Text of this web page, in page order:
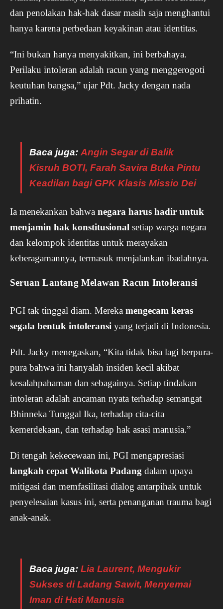
dan penolakan hak-hak dasar masih saja menghantui
hanya karena perbedaan keyakinan atau identitas.
“Ini bukan hanya menyakitkan, ini berbahaya.
Perilaku intoleran adalah racun yang menggerogoti
keutuhan bangsa,” ujar Pdt. Jacky dengan nada
prihatin.
Baca juga: Angin Segar di Balik
Kisruh BOTI, Farah Savira Buka Pintu
Keadilan bagi GPK Klasis Missio Dei
Ia menekankan bahwa negara harus hadir untuk
menjamin hak konstitusional setiap warga negara
dan kelompok identitas untuk merayakan
keberagamannya, termasuk menjalankan ibadahnya.
Seruan Lantang Melawan Racun Intoleransi
PGI tak tinggal diam. Mereka mengecam keras
segala bentuk intoleransi yang terjadi di Indonesia.
Pdt. Jacky menegaskan, “Kita tidak bisa lagi berpura-
pura bahwa ini hanyalah insiden kecil akibat
kesalahpahaman dan sebagainya. Setiap tindakan
intoleran adalah ancaman nyata terhadap semangat
Bhinneka Tunggal Ika, terhadap cita-cita
kemerdekaan, dan terhadap hak asasi manusia.”
Di tengah kekecewaan ini, PGI mengapresiasi
langkah cepat Walikota Padang dalam upaya
mitigasi dan memfasilitasi dialog antarpihak untuk
penyelesaian kasus ini, serta penanganan trauma bagi
anak-anak.
Baca juga: Lia Laurent, Mengukir
Sukses di Ladang Sawit, Menyemai
Iman di Hati Manusia